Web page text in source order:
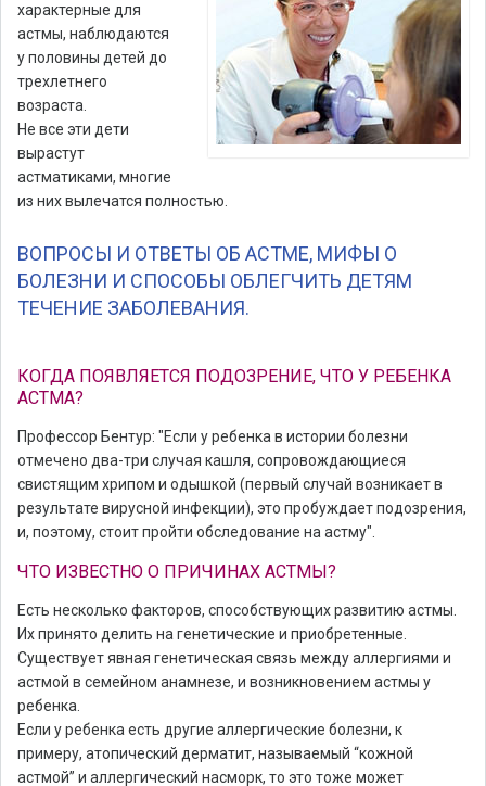
характерные для
астмы, наблюдаются
у половины детей до
трехлетнего
возраста.
Не все эти дети
вырастут
астматиками, многие
из них вылечатся полностью.
ВОПРОСЫ И ОТВЕТЫ ОБ АСТМЕ, МИФЫ О
БОЛЕЗНИ И СПОСОБЫ ОБЛЕГЧИТЬ ДЕТЯМ
ТЕЧЕНИЕ ЗАБОЛЕВАНИЯ.
КОГДА ПОЯВЛЯЕТСЯ ПОДОЗРЕНИЕ, ЧТО У РЕБЕНКА
АСТМА?
Профессор Бентур: "Если у ребенка в истории болезни
отмечено два-три случая кашля, сопровождающиеся
свистящим хрипом и одышкой (первый случай возникает в
результате вирусной инфекции), это пробуждает подозрения,
и, поэтому, стоит пройти обследование на астму".
ЧТО ИЗВЕСТНО О ПРИЧИНАХ АСТМЫ?
Есть несколько факторов, способствующих развитию астмы.
Их принято делить на генетические и приобретенные.
Существует явная генетическая связь между аллергиями и
астмой в семейном анамнезе, и возникновением астмы у
ребенка.
Если у ребенка есть другие аллергические болезни, к
примеру, атопический дерматит, называемый “кожной
астмой” и аллергический насморк, то это тоже может